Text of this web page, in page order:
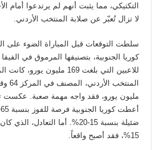
لا تزال تُعبّر عن صلابة المنتخب الأردني.
سلطت التوقعات قبل المباراة الضوء على
للاعبين التي بلغت 169
مليون يورو، فقد واجه مهمة صعبة. عكست
15%، فقد أصبح واقعاً.